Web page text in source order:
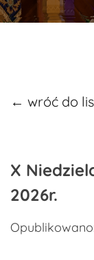
← wróć do
X
2026r.